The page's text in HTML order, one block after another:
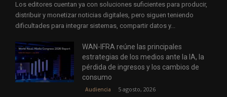
Los editores cuentan ya con soluciones suficientes para producir,
distribuir y monetizar noticias digitales, pero siguen teniendo
dificultades para integrar sistemas, compartir datos y...
WAN-IFRA reúne las principales
estrategias de los medios ante la IA, la
pérdida de ingresos y los cambios de
consumo
Audiencia 5 agosto, 2026